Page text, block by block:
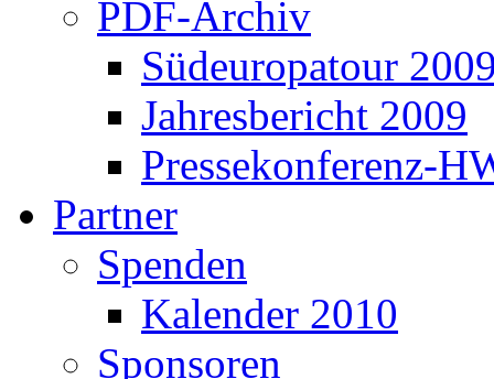
PDF-Archiv
Südeuropatour
Jahresbericht 2009
Pressekonferenz-
Partner
Spenden
Kalender 2010
Sponsoren